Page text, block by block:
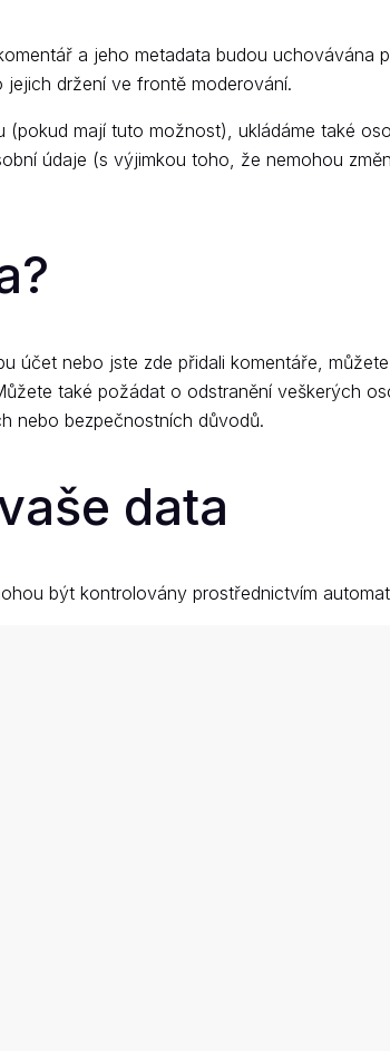
a jeho metadata budou
držení ve frontě moderování.
mají tuto možnost), ukládáme také
údaje (s výjimkou toho, že nemohou
účet nebo jste zde přidali komentáře,
také požádat o odstranění veškerých
nebo bezpečnostních důvodů.
data
být kontrolovány prostřednictvím